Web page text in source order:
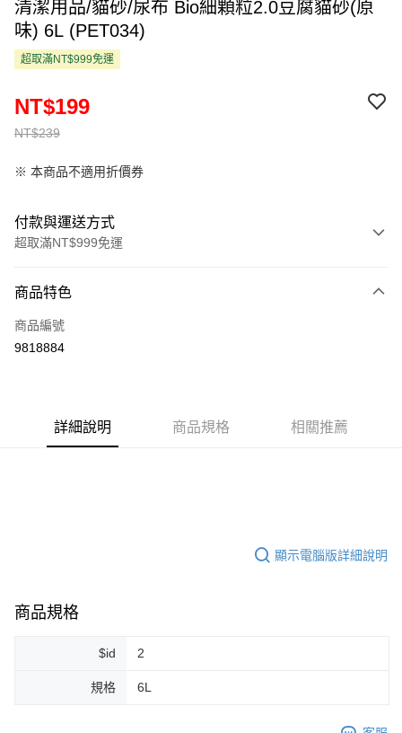
清潔用品/貓砂/尿布 Bio細顆粒2.0豆腐貓砂(原
味) 6L (PET034)
超取滿NT$999免運
NT$239
NT$199
※ 本商品不適用折價券
付款與運送方式
超取滿NT$999免運
信用卡一次付款
超商取貨付款
街口支付
全家取貨付款
每筆NT$80，滿NT$999(含以上)免運費
商品特色
商品編號
9818884
詳細說明 商品規格 相關推薦
顯示電腦版詳細說明
商品規格
$id 2
規格 6L